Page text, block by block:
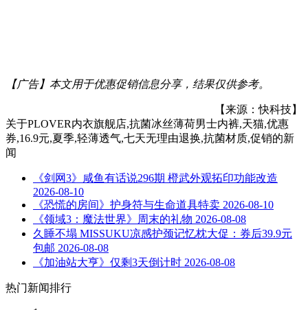
【广告】本文用于优惠促销信息分享，结果仅供参考。
【来源：快科技】
关于PLOVER内衣旗舰店,抗菌冰丝薄荷男士内裤,天猫,优惠
券,16.9元,夏季,轻薄透气,七天无理由退换,抗菌材质,促销的新
闻
《剑网3》咸鱼有话说296期 橙武外观拓印功能改造
2026-08-10
《恐慌的房间》护身符与生命道具特卖 2026-08-10
《领域3：魔法世界》周末的礼物 2026-08-08
久睡不塌 MISSUKU凉感护颈记忆枕大促：券后39.9元
包邮 2026-08-08
《加油站大亨》仅剩3天倒计时 2026-08-08
热门新闻排行